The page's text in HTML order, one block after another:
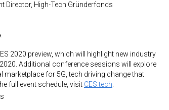
Director, High-Tech Gründerfonds
2020 preview, which will highlight new industry
Additional conference sessions will explore
for 5G, tech driving change that
full event schedule, visit CES.tech